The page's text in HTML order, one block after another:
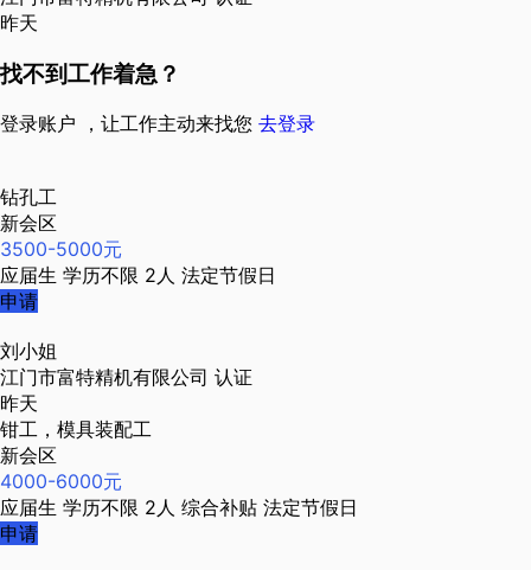
昨天
找不到工作着急？
登录账户 ，让工作主动来找您 去登录
钻孔工
新会区
3500-5000元
应届生 学历不限 2人 法定节假日
申请
刘小姐
江门市富特精机有限公司 认证
昨天
钳工，模具装配工
新会区
4000-6000元
应届生 学历不限 2人 综合补贴 法定节假日
申请